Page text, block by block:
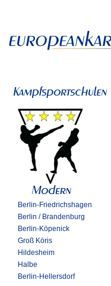
Berlin-Friedrichshagen
Berlin / Brandenburg
Berlin-Köpenick
Groß Köris
Hildesheim
Halbe
Berlin-Hellersdorf